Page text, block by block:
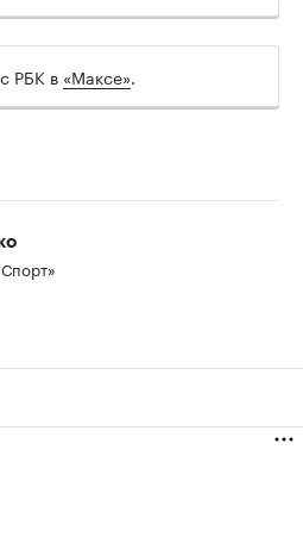
РБК в «Максе».